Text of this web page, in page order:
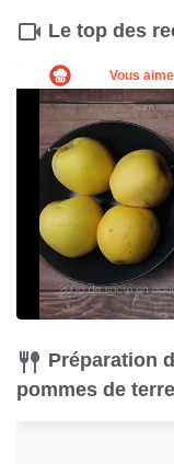
Le top des
Préparation
pommes de